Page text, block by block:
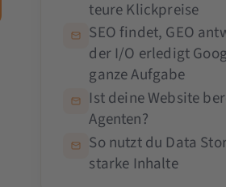
teure Klickpreise
SEO findet, GEO
der I/O erledigt
ganze Aufgabe
Ist deine Website
Agenten?
So nutzt du Data
starke Inhalte